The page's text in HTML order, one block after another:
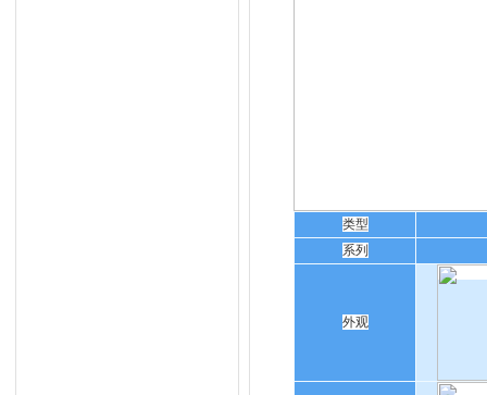
类型
系列
外观